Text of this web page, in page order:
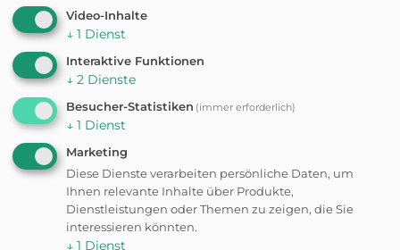
Schnüffel-Tour
Langsam, mit vielen Stationen
Video-Inhalte
↓ 1 Dienst
Interaktive Funktionen
↓ 2 Dienste
Besucher-Statistiken (immer erforderlich)
↓ 1 Dienst
Marketing
Diese Dienste verarbeiten persönliche Daten, um
Ihnen relevante Inhalte über Produkte,
Dienstleistungen oder Themen zu zeigen, die Sie
interessieren könnten.
↓ 1 Dienst